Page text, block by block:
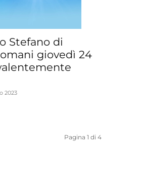
Stefano di
giovedì 24
2023
Pagina 1 di 4